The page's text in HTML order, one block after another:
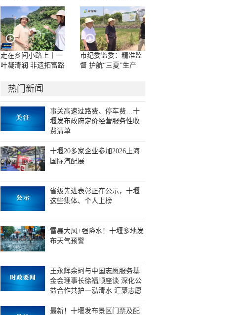
面部被咬伤10多处，
嘴唇被撕裂
康复医学科脑机接口
示范病房正式启用
走在乡间小路上丨一
叶凝清润 非遗拓富路
市纪委监委：精准监
督 护航“三夏”生产
热门新闻
事关高速过路费、停车费…十
堰发布政府定价经营服务性收
费清单
十堰20多家企业参加2026上海
国际汽配展
省级先进表彰正在公示，十堰
这些集体、个人上榜
雷暴大风+强降水！十堰多地发
布天气预警
王永辉余珂与中国志愿服务基
金会理事长徐福顺座谈 深化公
益合作共护一泓清水 汇聚志愿
力量同筑生态屏障
最新！十堰发布景区门票及配